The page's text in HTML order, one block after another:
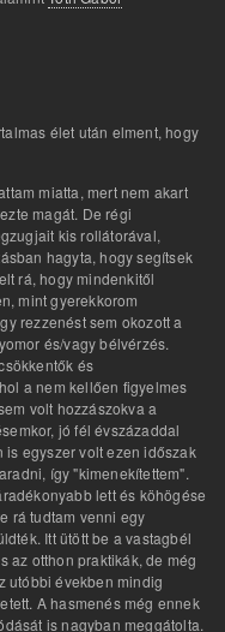
élet után elment, hogy
miatta, mert nem akart
magát. De régi
kis rollátorával,
hagyta, hogy segítsek
rá, hogy mindenkitől
mint gyerekkorom
rezzenést sem okozott a
és/vagy bélvérzés.
és
a nem kellően figyelmes
volt hozzászokva a
jó fél évszázaddal
egyszer volt ezen időszak
így "kimenekítettem".
lett és köhögése
rá tudtam venni egy
Itt ütött be a vastagbél
az otthon praktikák, de még
utóbbi években mindig
A hasmenés még ennek
is nagyban meggátolta.